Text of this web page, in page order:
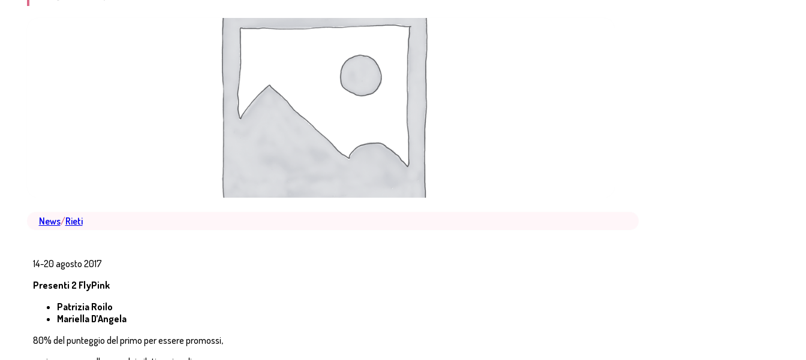
News/Rieti
14-20 agosto 2017
Presenti 2 FlyPink
Patrizia Roilo
Mariella D’Angela
80% del punteggio del primo per essere promossi,